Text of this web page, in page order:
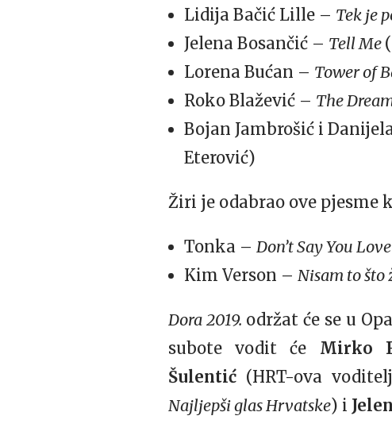
Lidija Bačić Lille – Tek je
Jelena Bosančić – Tell Me
Lorena Bućan – Tower of
Roko Blažević – The
Bojan Jambrošić i
Eterović)
Žiri je odabrao ove pjesme
Tonka – Don’t Say You
Kim Verson – Nisam to što
Dora 2019. održat će se u
subote vodit će Mirko
Šulentić (HRT-ova
Najljepši glas Hrvatske) i